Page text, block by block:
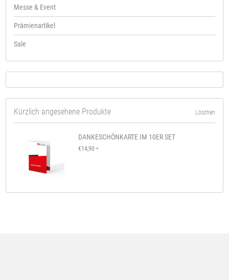
Messe & Event
Prämienartikel
Sale
Kürzlich angesehene Produkte Löschen
DANKESCHÖNKARTE IM 10ER SET
€14,90*